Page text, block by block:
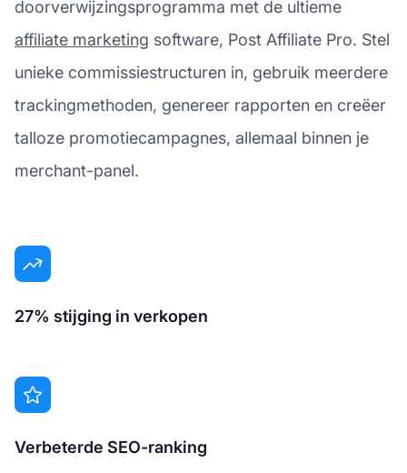
doorverwijzingsprogramma met de ultieme
affiliate marketing software, Post Affiliate Pro. Stel
unieke commissiestructuren in, gebruik meerdere
trackingmethoden, genereer rapporten en creëer
talloze promotiecampagnes, allemaal binnen je
merchant-panel.
27% stijging in verkopen
Verbeterde SEO-ranking